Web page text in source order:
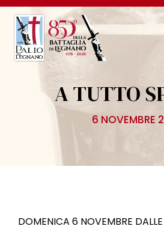
A TUTTO
6 NOVEMBRE
DOMENICA 6 NOVEMBRE